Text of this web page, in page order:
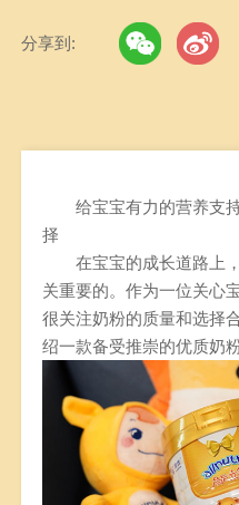
分享到:
给宝宝有力的营养支持
择
在宝宝的成长道路上，
关重要的。作为一位关心
很关注奶粉的质量和选择
绍一款备受推崇的优质奶